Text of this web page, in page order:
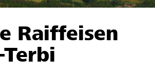
finden
Raiffeisen